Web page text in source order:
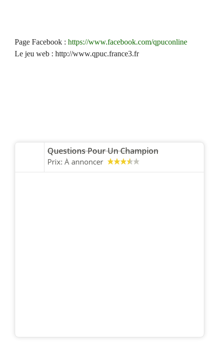
Page Facebook : https://www.facebook.com/qpuconline
Le jeu web : http://www.qpuc.france3.fr
Questions Pour Un Champion
Prix: À annoncer